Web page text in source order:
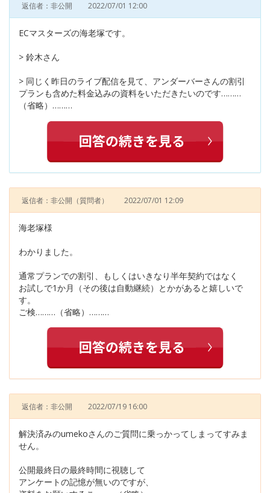
返信者：非公開 2022/07/01 12:00
ECマスターズの海老塚です。
> 鈴木さん
> 同じく昨日のライブ配信を見て、アンダーバーさんの割引
プランも含めた料金込みの資料をいただきたいのです………
（省略）………
返信者：非公開 （質問者） 2022/07/01 12:09
海老塚様
わかりました。
通常プランでの割引、もしくはいきなり半年契約ではなく
お試しで1か月（その後は自動継続）とかがあると嬉しいで
す。
ご検………（省略）………
返信者：非公開 2022/07/19 16:00
解決済みのumekoさんのご質問に乗っかってしまってすみま
せん。
公開最終日の最終時間に視聴して
アンケートの記憶が無いのですが、